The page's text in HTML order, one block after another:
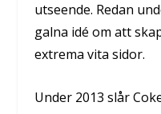
utseende. Redan
galna idé om att
extrema vita sidor.
Under 2013 slår